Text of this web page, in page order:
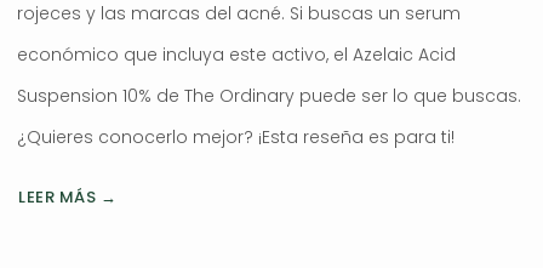
rojeces y las marcas del acné. Si buscas un serum
económico que incluya este activo, el Azelaic Acid
Suspension 10% de The Ordinary puede ser lo que buscas.
¿Quieres conocerlo mejor? ¡Esta reseña es para ti!
LEER MÁS →